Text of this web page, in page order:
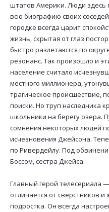
штатов Америки. Люди здесь
всю биографию своих
городке всегда царит
жизнь, скрытая от глаз
быстро разлетаются по
резонанс. Так произошло и
население считало
местного миллионера,
трагическое происшествие,
поиски. Но труп наследника
школьники на берегу озера.
сомнения некоторых людей
исчезновения Джейсона.
по Ривердейлу. Под
Боссом, сестра Джейса.
Главный герой телесериала
отличается от сверстников
подростка. Он всегда